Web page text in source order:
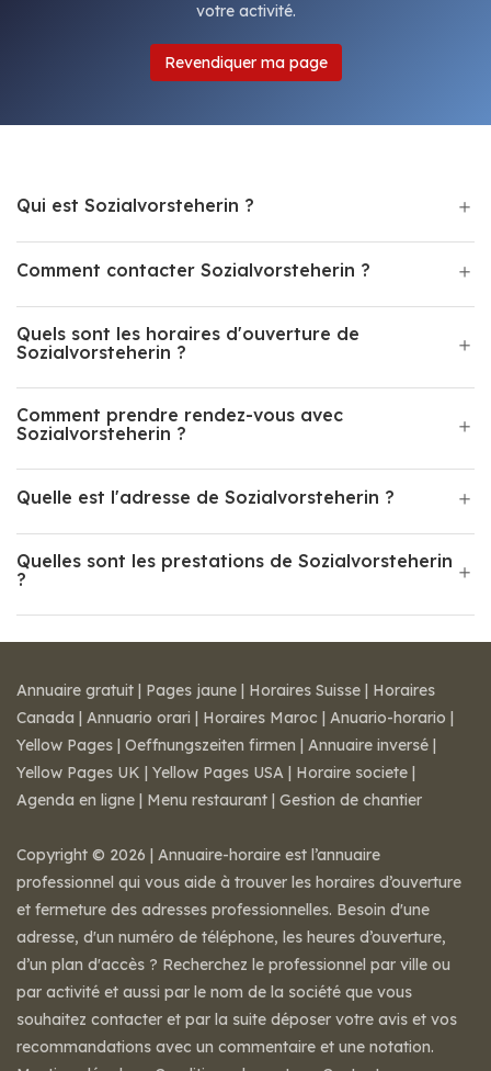
votre activité.
Revendiquer ma page
Qui est Sozialvorsteherin ?
Comment contacter Sozialvorsteherin ?
Quels sont les horaires d'ouverture de
Sozialvorsteherin ?
Comment prendre rendez-vous avec
Sozialvorsteherin ?
Quelle est l'adresse de Sozialvorsteherin ?
Quelles sont les prestations de Sozialvorsteherin
?
Annuaire gratuit | Pages jaune | Horaires Suisse | Horaires
Canada | Annuario orari | Horaires Maroc | Anuario-horario |
Yellow Pages | Oeffnungszeiten firmen | Annuaire inversé |
Yellow Pages UK | Yellow Pages USA | Horaire societe |
Agenda en ligne | Menu restaurant | Gestion de chantier
Copyright © 2026 | Annuaire-horaire est l’annuaire
professionnel qui vous aide à trouver les horaires d’ouverture
et fermeture des adresses professionnelles. Besoin d'une
adresse, d'un numéro de téléphone, les heures d’ouverture,
d’un plan d'accès ? Recherchez le professionnel par ville ou
par activité et aussi par le nom de la société que vous
souhaitez contacter et par la suite déposer votre avis et vos
recommandations avec un commentaire et une notation.